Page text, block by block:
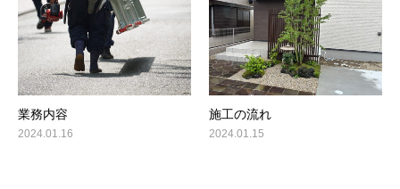
業務内容
2024.01.16
施工の流れ
2024.01.15